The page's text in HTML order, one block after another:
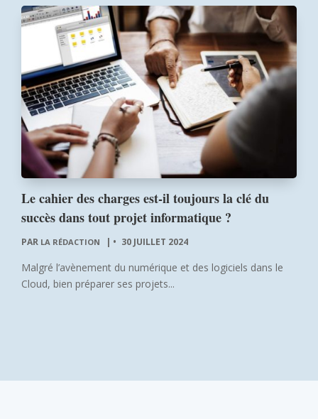
Le cahier des charges est-il toujours la clé du
succès dans tout projet informatique ?
PAR LA RÉDACTION | 30 JUILLET 2024
Malgré l’avènement du numérique et des logiciels dans le
Cloud, bien préparer ses projets...